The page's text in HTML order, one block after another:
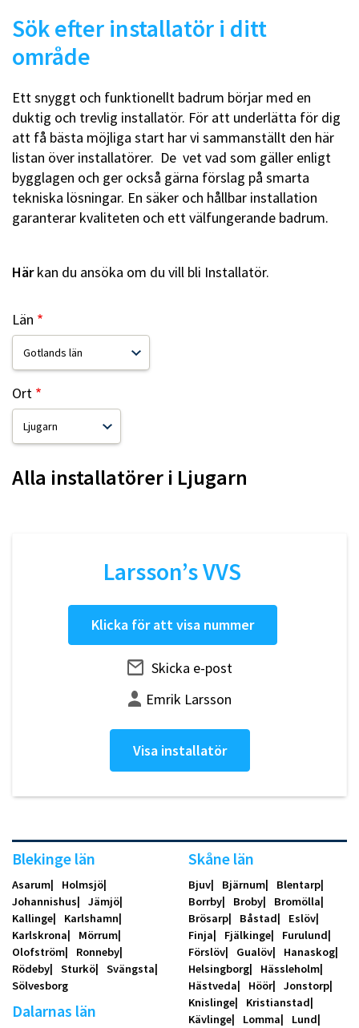
Sök efter installatör i ditt
område
Ett snyggt och funktionellt badrum börjar med en
duktig och trevlig installatör. För att underlätta för dig
att få bästa möjliga start har vi sammanställt den här
listan över installatörer. De vet vad som gäller enligt
bygglagen och ger också gärna förslag på smarta
tekniska lösningar. En säker och hållbar installation
garanterar kvaliteten och ett välfungerande badrum.
Härkan du ansöka om du vill bli Installatör.
Län
Ort
Alla installatörer i Ljugarn
Larsson’s VVS
Klicka för att visa nummer
Skicka e-post
Emrik Larsson
Visa installatör
Blekinge län
Asarum
Holmsjö
Johannishus
Jämjö
Kallinge
Karlshamn
Karlskrona
Mörrum
Olofström
Ronneby
Rödeby
Sturkö
Svängsta
Sölvesborg
Dalarnas län
Skåne län
Bjuv Bjärnum
Blentarp
Borrby
Broby
Bromölla
Brösarp
Båstad
Eslöv
Finja
Fjälkinge
Furulund
Förslöv
Gualöv
Hanaskog
Helsingborg
Hässleholm
Hästveda
Höör
Jonstorp
Knislinge
Kristianstad
Kävlinge
Lomma
Lund